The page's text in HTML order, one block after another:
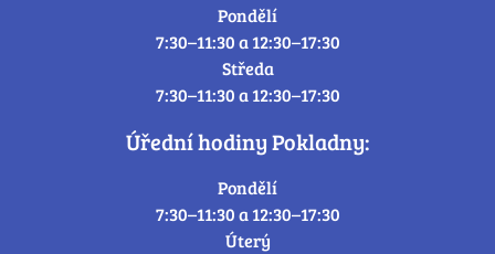
Pondělí
7:30–11:30 a 12:30–17:30
Středa
7:30–11:30 a 12:30–17:30
Úřední hodiny Pokladny:
Pondělí
7:30–11:30 a 12:30–17:30
Úterý